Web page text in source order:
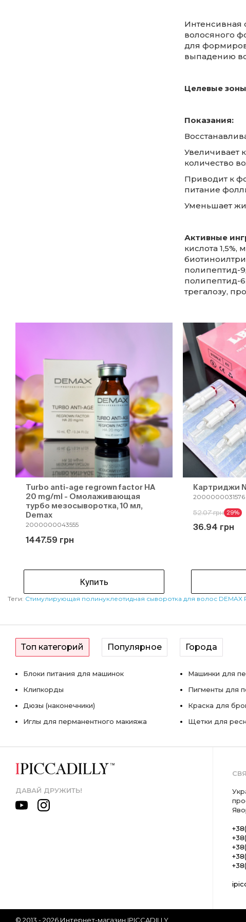
Интенсивная
волосяного
для
выпадению
Целевые
Показания:
Увеличивает
количество
Приводит к
питание
Уменьшает
Активные
кислота
полипептид-
полипептид-
трегалозу,
Turbo anti-age regrown factor HA
20 mg/ml - Омолаживающая
турбо мезосыворотка, 10 мл,
Demax
2000000043555
1447.59 грн
Купить
Картриджи
2000000031576
52.07 грн 29%
36.94 грн
Теги: Стимулирующая полинуклеотидная сыворотка для волос DEMAX
Топ категорий Популярное Города
Блоки питания для машинок
Клипкорды
Дюзы (наконечники)
Иглы для перманентного макияжа
Машинки для
Пигменты для
Краска для
Щетки для
ДАВАЙ ДРУЖИТЬ!
© 2013 - 2026 Интернет-магазин IPICCADILLY